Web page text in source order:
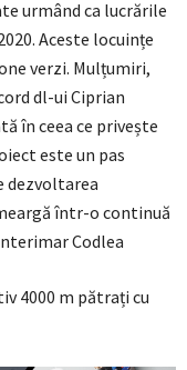
urmând ca lucrările
Aceste locuințe
verzi. Mulțumiri,
dl-ui Ciprian
în ceea ce privește
este un pas
dezvoltarea
într-o continuă
Codlea
4000 m pătrați cu